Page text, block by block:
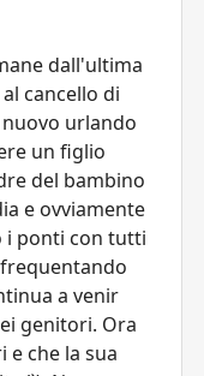
dall'ultima
cancello di
nuovo urlando
un figlio
del bambino
e ovviamente
i ponti con tutti
a venir
genitori. Ora
e che la sua